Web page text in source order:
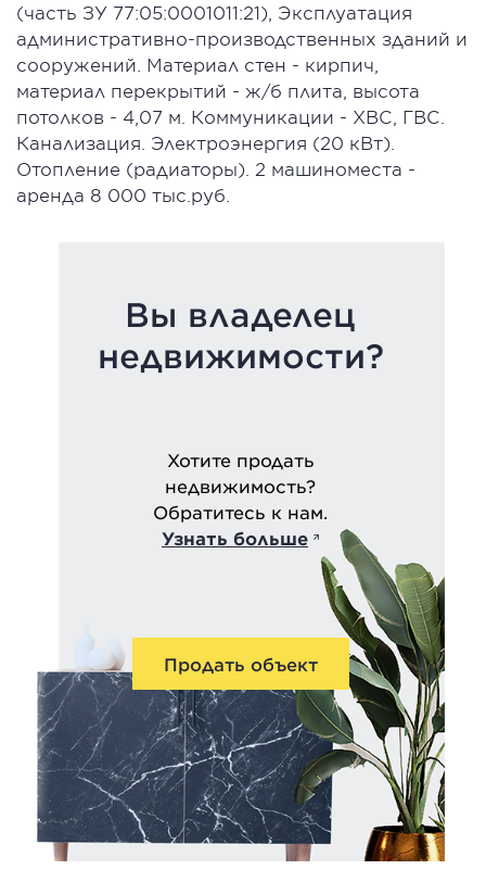
(часть ЗУ 77:05:0001011:21), Эксплуатация
административно-производственных зданий и
сооружений. Материал стен - кирпич,
материал перекрытий - ж/б плита, высота
потолков - 4,07 м. Коммуникации - ХВС, ГВС.
Канализация. Электроэнергия (20 кВт).
Отопление (радиаторы). 2 машиноместа -
аренда 8 000 тыс.руб.
Вы владелец
недвижимости?
Хотите продать
недвижимость?
Обратитесь к нам.
Узнать больше
Продать объект